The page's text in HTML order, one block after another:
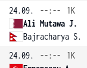
24.09.
--:--
1K
Ali Mutawa J.
Bajracharya S.
24.09.
--:--
1K